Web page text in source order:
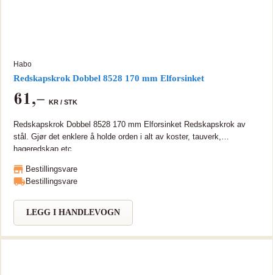
Habo
Redskapskrok Dobbel 8528 170 mm Elforsinket
61,– KR / STK
Redskapskrok Dobbel 8528 170 mm Elforsinket Redskapskrok av
stål. Gjør det enklere å holde orden i alt av koster, tauverk,
hageredskap etc.
Bestillingsvare
Bestillingsvare
LEGG I HANDLEVOGN